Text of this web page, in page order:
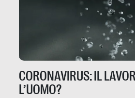
CORONAVIRUS: IL
L’UOMO?